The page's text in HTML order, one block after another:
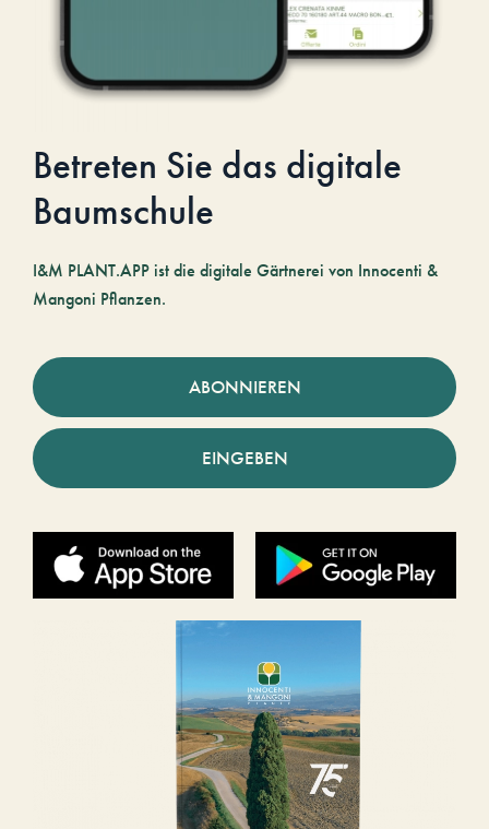
Betreten Sie das digitale
Baumschule
I&M PLANT.APP ist die digitale Gärtnerei von Innocenti &
Mangoni Pflanzen.
ABONNIEREN
EINGEBEN